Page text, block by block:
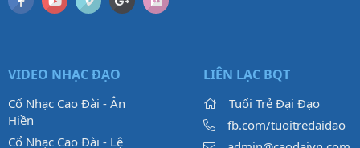
VIDEO NHẠC ĐẠO
Cổ Nhạc Cao Đài - Ân
Hiền
Cổ Nhạc Cao Đài - Lệ
LIÊN LẠC BQT
Tuổi Trẻ Đại Đạo
fb.com/tuoitredaidao